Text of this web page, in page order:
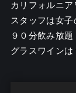
カリフォルニア
スタッフは女子
９０分飲み放題